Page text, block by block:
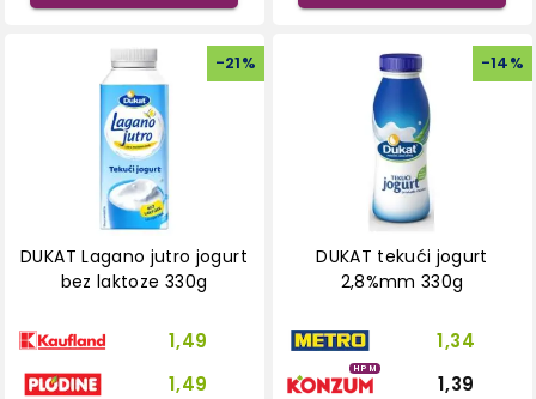
-21%
DUKAT Lagano jutro jogurt
bez laktoze 330g
1,49
1,49
-14%
DUKAT tekući jogurt
2,8%mm 330g
1,34
HPM
1,39